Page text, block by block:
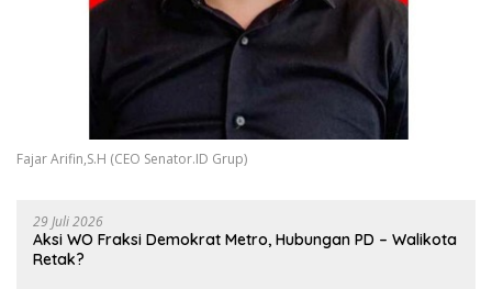
Fajar Arifin,S.H (CEO Senator.ID Grup)
29 Juli 2026
Aksi WO Fraksi Demokrat Metro, Hubungan PD – Walikota
Retak?